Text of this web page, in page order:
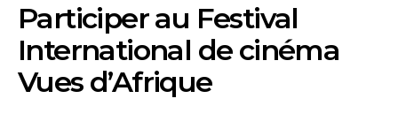
Participer au Festival
International de cinéma
Vues d’Afrique